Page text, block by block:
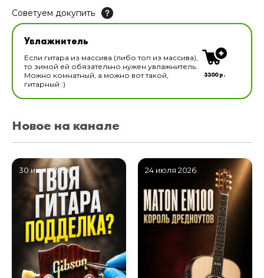
Советуем докупить
Увлажнитель для музыкальных инструментов
В наличии
Увлажнитель
Если гитара из массива (либо топ из массива),
то зимой ей обязательно нужен увлажнитель.
Можно комнатный, а можно вот такой,
гитарный :)
3300 р.
Новое на канале
30 июля 2026 24 июля 2026